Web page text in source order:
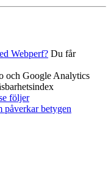
Webperf? Du får
och Google Analytics
följer
påverkar betygen